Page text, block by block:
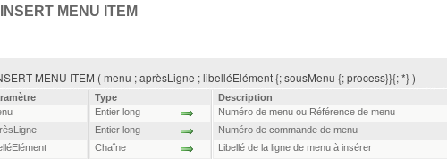
INSERT MENU ITEM
MENU ITEM ( menu ; aprèsLigne ; libelléElément {; sousMenu {; process}}{; *} )
Type
Description
Entier long
Numéro de menu ou Référence de menu
Entier long
Numéro de commande de menu
Chaîne
Libellé de la ligne de menu à insérer